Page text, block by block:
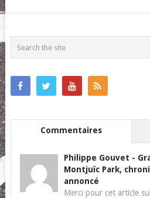
POSTS
NAVIGATION
Commentaires
Philippe Gouvet -
Montjuïc Park,
annoncé
Merci pour cet article